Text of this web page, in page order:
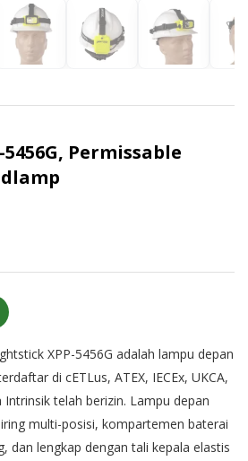
Continue withGoogle
Permissable
XPP-5456G adalah lampu depan
di cETLus, ATEX, IECEx, UKCA,
Intrinsik telah berizin. Lampu depan
multi-posisi, kompartemen baterai
dan lengkap dengan tali kepala elastis